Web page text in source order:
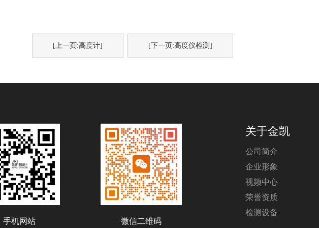
[上一页:高度计] [下一页:高度仪检测]
手机网站 微信二维码
关于金凯
公司简介
企业形象
视频中心
荣誉资质
检测设备